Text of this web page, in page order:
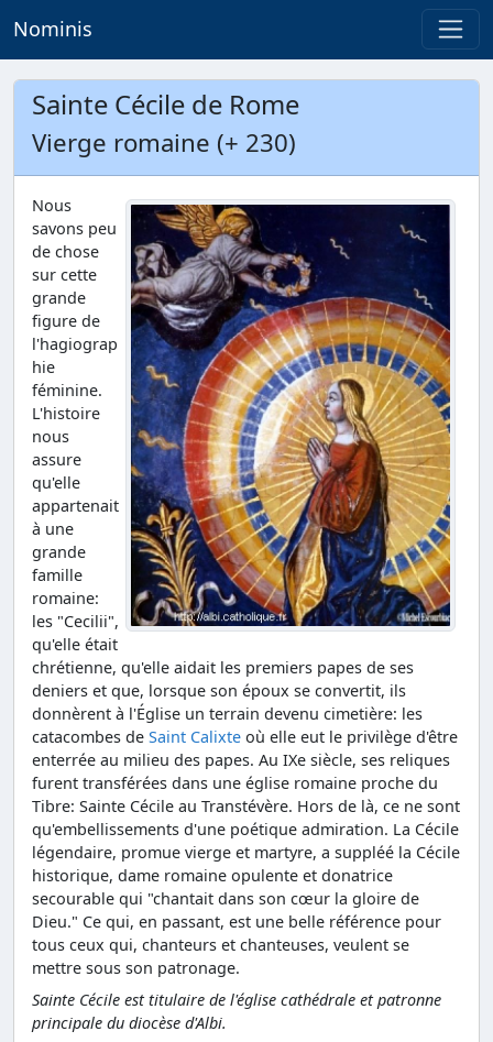
Nominis
Sainte Cécile de Rome
Vierge romaine (+ 230)
Nous
savons peu
de chose
sur cette
grande
figure de
l'hagiograp
hie
féminine.
L'histoire
nous
assure
qu'elle
appartenait
à une
grande
famille
romaine:
les "Cecilii",
qu'elle était
chrétienne, qu'elle aidait les premiers papes de ses
deniers et que, lorsque son époux se convertit, ils
donnèrent à l'Église un terrain devenu cimetière: les
catacombes de Saint Calixte où elle eut le privilège d'être
enterrée au milieu des papes. Au IXe siècle, ses reliques
furent transférées dans une église romaine proche du
Tibre: Sainte Cécile au Transtévère. Hors de là, ce ne sont
qu'embellissements d'une poétique admiration. La Cécile
légendaire, promue vierge et martyre, a suppléé la Cécile
historique, dame romaine opulente et donatrice
secourable qui "chantait dans son cœur la gloire de
Dieu." Ce qui, en passant, est une belle référence pour
tous ceux qui, chanteurs et chanteuses, veulent se
mettre sous son patronage.
Sainte Cécile est titulaire de l'église cathédrale et patronne
principale du diocèse d'Albi.